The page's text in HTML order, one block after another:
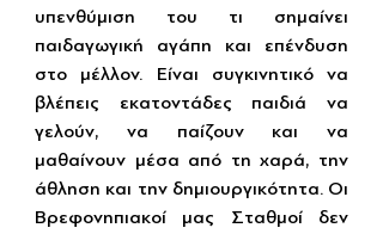
υπενθύμιση του τι σημαίνει
παιδαγωγική αγάπη και επένδυση
στο μέλλον. Είναι συγκινητικό να
βλέπεις εκατοντάδες παιδιά να
γελούν, να παίζουν και να
μαθαίνουν μέσα από τη χαρά, την
άθληση και την δημιουργικότητα. Οι
Βρεφονηπιακοί μας Σταθμοί δεν